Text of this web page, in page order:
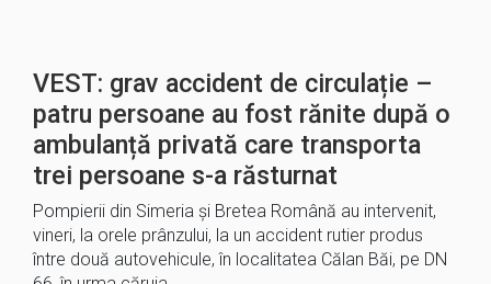
VEST: grav accident de circulație –
patru persoane au fost rănite după o
ambulanță privată care transporta
trei persoane s-a răsturnat
Pompierii din Simeria și Bretea Română au intervenit,
vineri, la orele prânzului, la un accident rutier produs
între două autovehicule, în localitatea Călan Băi, pe DN